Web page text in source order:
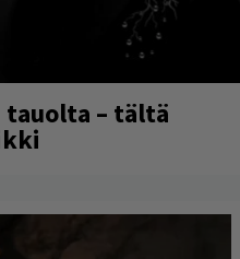
tauolta – tältä